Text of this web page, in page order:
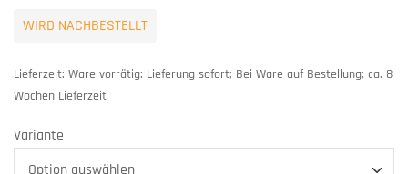
WIRD NACHBESTELLT
Lieferzeit: Ware vorrätig: Lieferung sofort; Bei Ware auf Bestellung; ca. 8
Wochen Lieferzeit
Variante